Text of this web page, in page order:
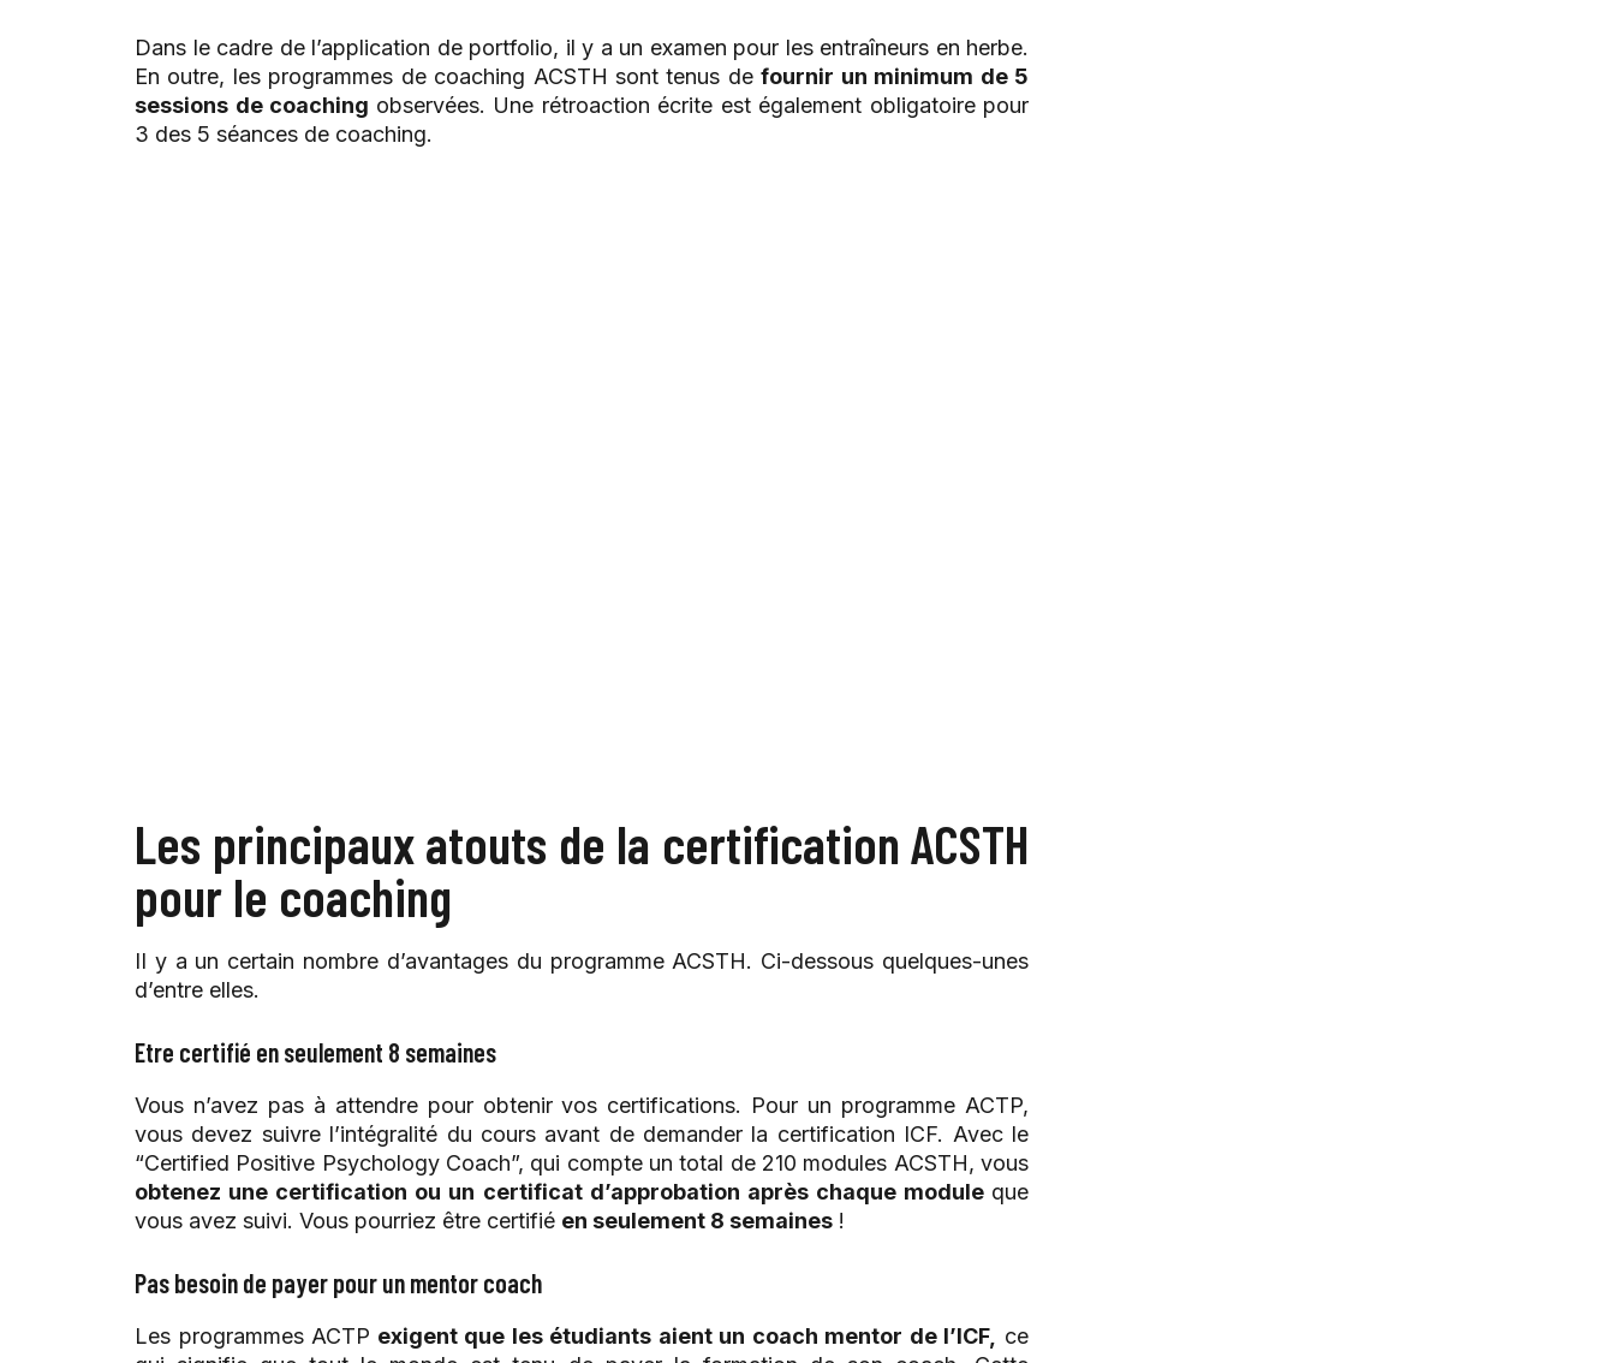
Dans le cadre de l’application de portfolio, il y a un examen pour les entraîneurs en herbe.
En outre, les programmes de coaching ACSTH sont tenus defournir un minimum de 5
sessions de coaching observées. Une rétroaction écrite est également obligatoire pour
3 des 5 séances de coaching.
Les principaux atouts de la certification ACSTH
pour le coaching
II y a un certain nombre d’avantages du programme ACSTH. Ci-dessous quelques-unes
d’entre elles.
Etre certifié en seulement 8 semaines
Vous n’avez pas à attendre pour obtenir vos certifications. Pour un programme ACTP,
vous devez suivre l’intégralité du cours avant de demander la certification ICF. Avec le
“Certified Positive Psychology Coach”, qui compte un total de 210 modules ACSTH, vous
obtenez une certification ou un certificat d’approbation après chaque module que
vous avez suivi. Vous pourriez être certifié en seulement 8 semaines !
Pas besoin de payer pour un mentor coach
Les programmes ACTP exigent que les étudiants aient un coach mentor de l’ICF,
ce